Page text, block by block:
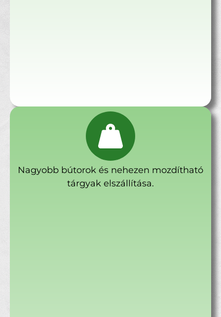
Nagyobb bútorok és nehezen mozdítható
tárgyak elszállítása.